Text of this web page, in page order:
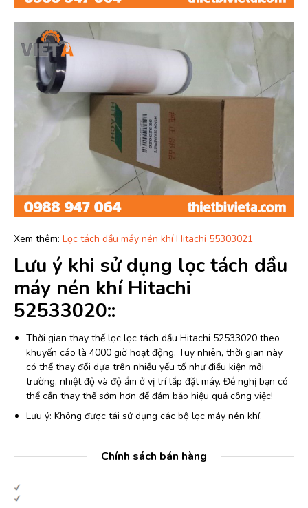
Xem thêm: Lọc tách dầu máy nén khí Hitachi 55303021
Lưu ý khi sử dụng lọc tách dầu
máy nén khí Hitachi
52533020::
Thời gian thay thế lọc lọc tách dầu Hitachi 52533020 theo
khuyến cáo là 4000 giờ hoạt động. Tuy nhiên, thời gian này
có thể thay đổi dựa trên nhiều yếu tố như điều kiện môi
trường, nhiệt độ và độ ẩm ở vị trí lắp đặt máy. Đề nghị bạn có
thể cần thay thế sớm hơn để đảm bảo hiệu quả công việc!
Lưu ý: Không được tái sử dụng các bộ lọc máy nén khí.
Chính sách bán hàng